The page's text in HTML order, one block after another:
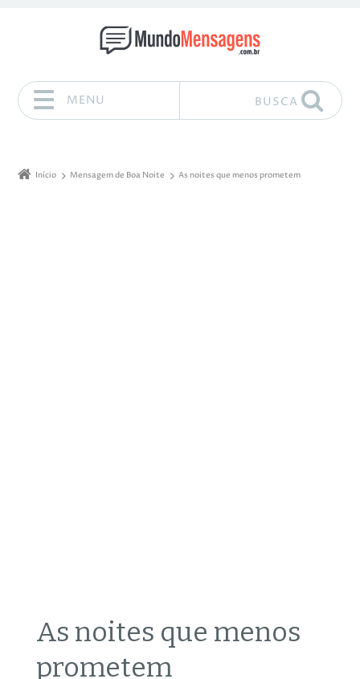
MENU BUSCA
Início Mensagem de Boa Noite As noites que menos prometem
As noites que menos
prometem